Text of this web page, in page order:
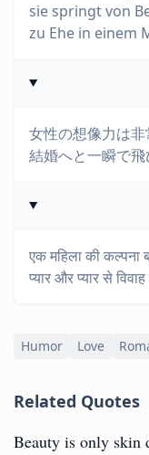
sie springt von
zu Ehe in einem
女性の想像力は
結婚へと一瞬で飛
एक महिला की
प्यार और प्यार से
Humor Love
Related Quotes
Beauty is only skin